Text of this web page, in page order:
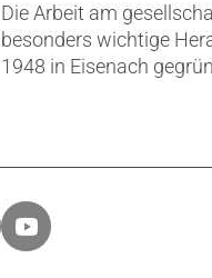
Die Arbeit am
besonders wichtige
1948 in Eisenach